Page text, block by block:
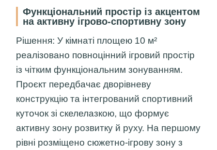
Функціональний простір із акцентом
на активну ігрово-спортивну зону
Рішення: У кімнаті площею 10 м²
реалізовано повноцінний ігровий простір
із чітким функціональним зонуванням.
Проєкт передбачає дворівневу
конструкцію та інтегрований спортивний
куточок зі скелелазкою, що формує
активну зону розвитку й руху. На першому
рівні розміщено сюжетно-ігрову зону з